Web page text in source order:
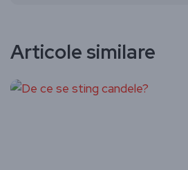
Articole similare